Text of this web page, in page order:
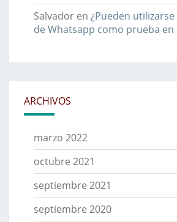
Salvador en ¿Pueden
de Whatsapp como prueba en
ARCHIVOS
marzo 2022
octubre 2021
septiembre 2021
septiembre 2020